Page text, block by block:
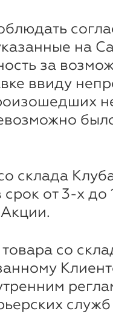
на
за
ввиду
склада
срок от 3-х
со